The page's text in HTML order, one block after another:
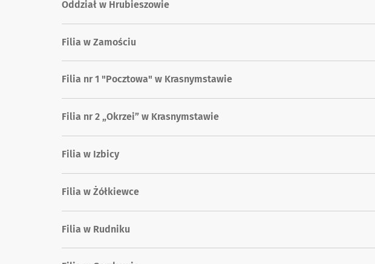
Oddział w Hrubieszowie
Filia w Zamościu
Filia nr 1 "Pocztowa" w Krasnymstawie
Filia nr 2 „Okrzei” w Krasnymstawie
Filia w Izbicy
Filia w Żółkiewce
Filia w Rudniku